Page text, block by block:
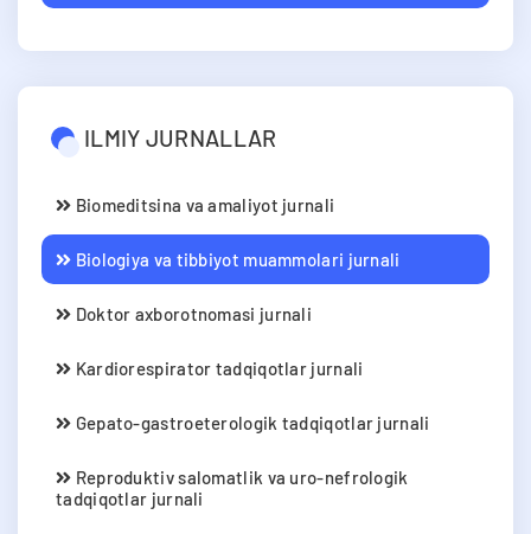
ILMIY JURNALLAR
Biomeditsina va amaliyot jurnali
Biologiya va tibbiyot muammolari jurnali
Doktor axborotnomasi jurnali
Kardiorespirator tadqiqotlar jurnali
Gepato-gastroeterologik tadqiqotlar jurnali
Reproduktiv salomatlik va uro-nefrologik
tadqiqotlar jurnali